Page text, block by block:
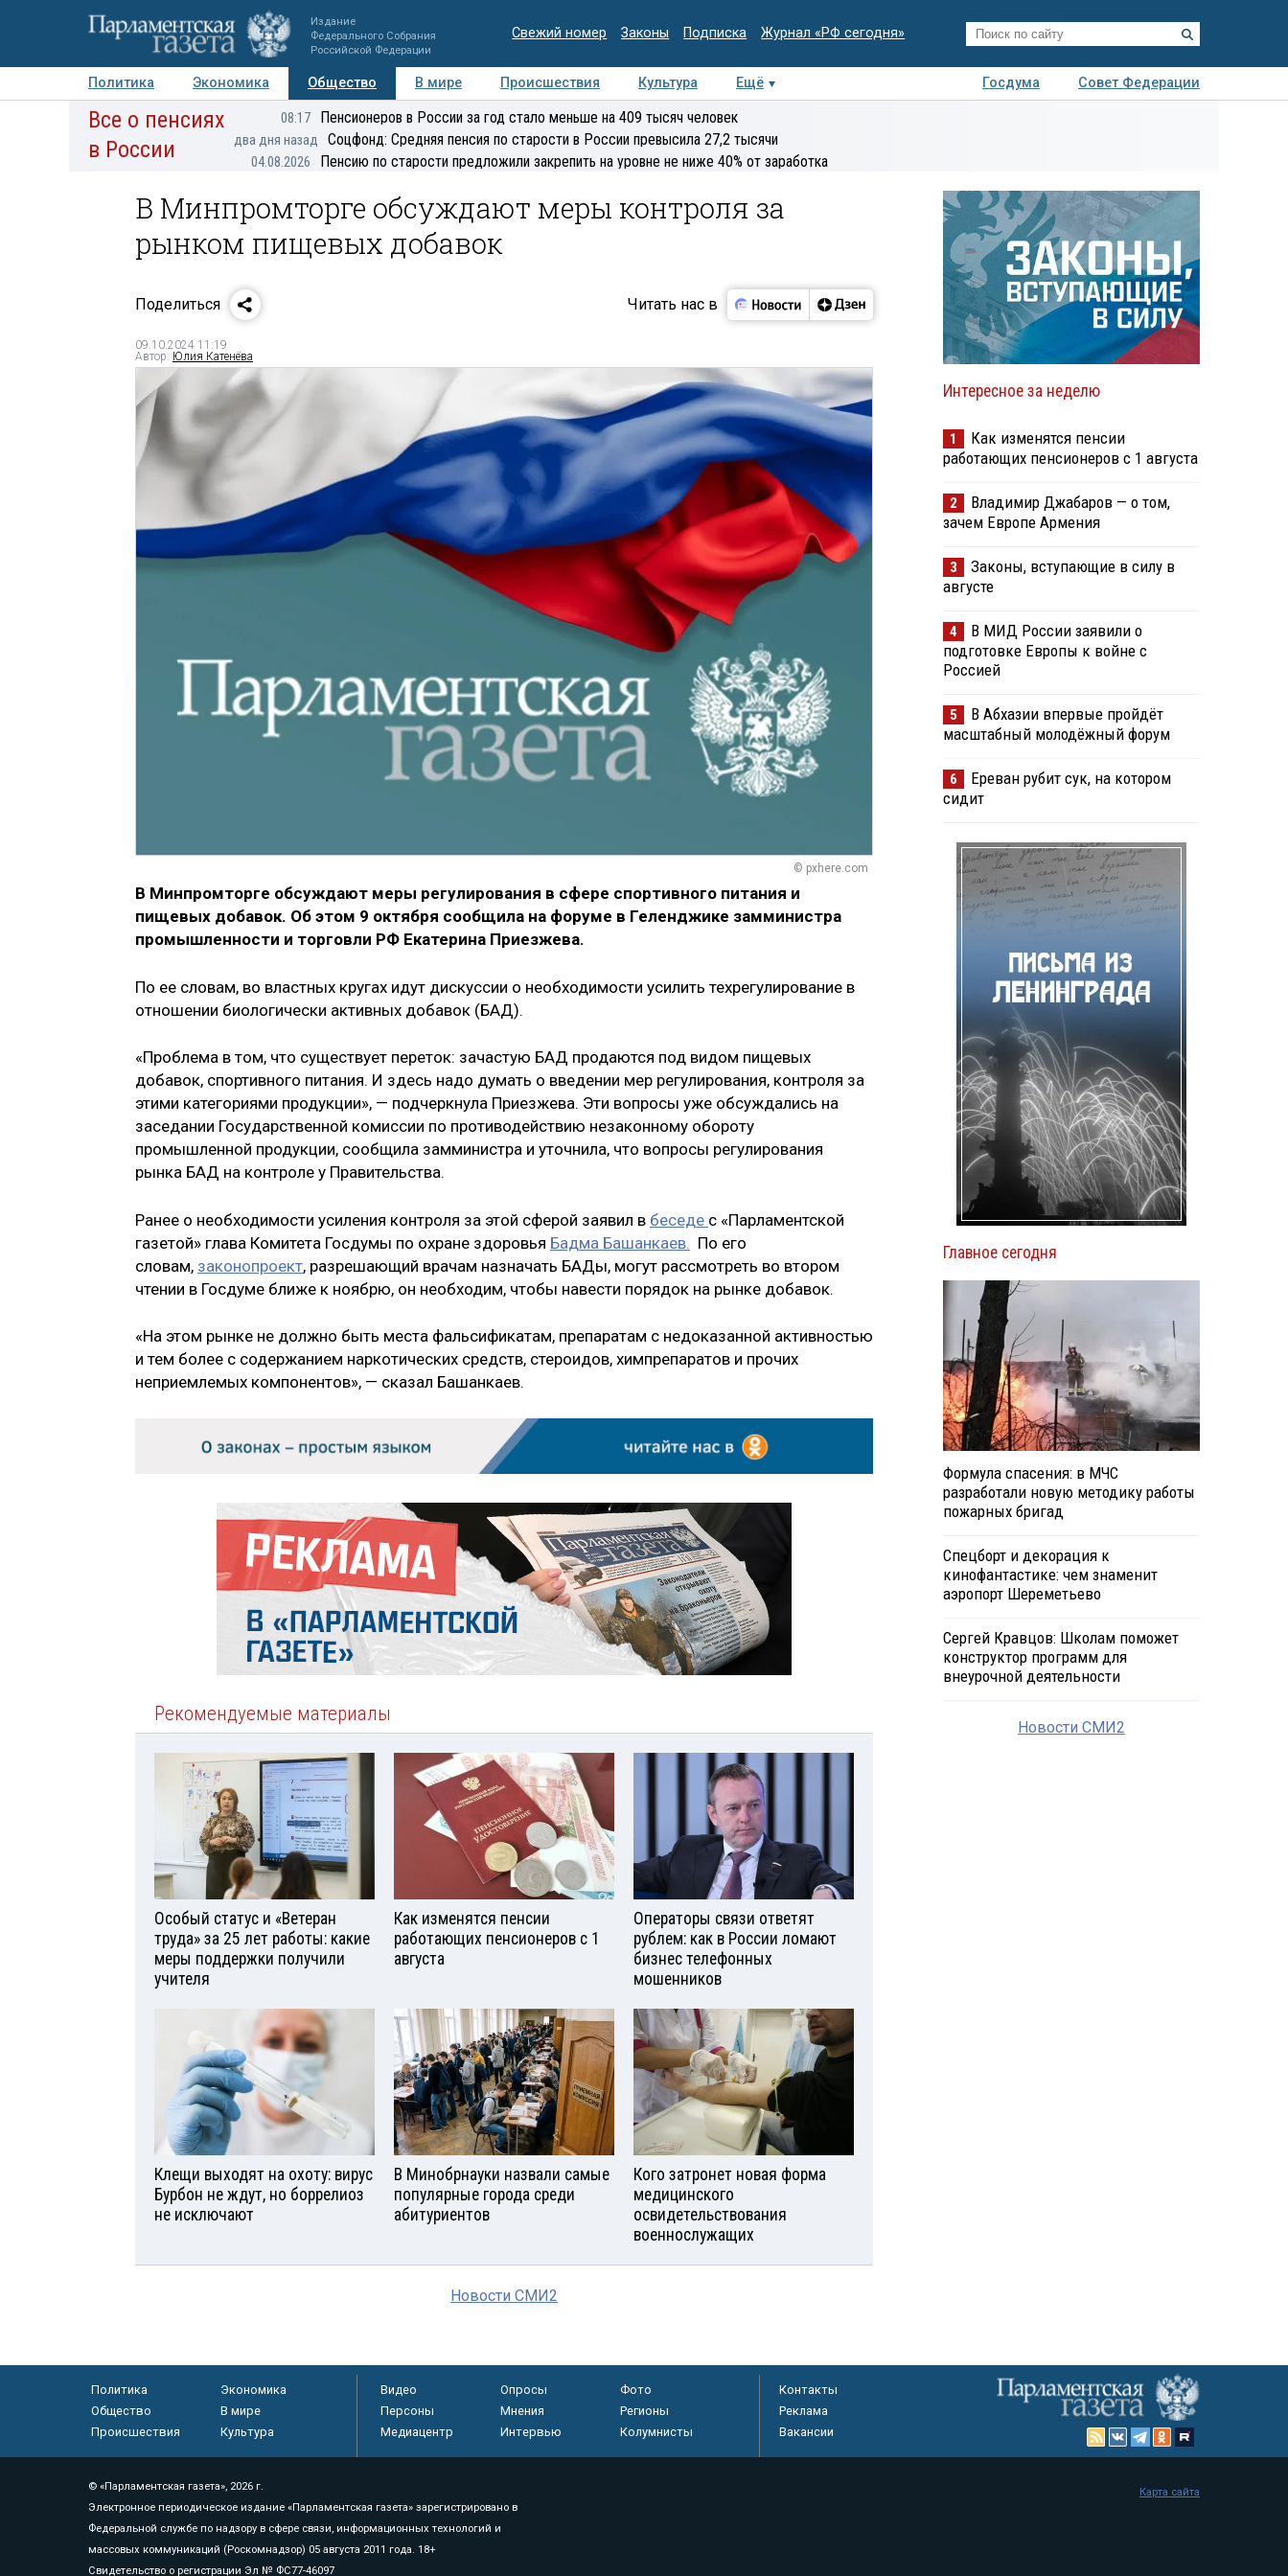
Издание
Федерального Собрания
Российской Федерации
Свежий номер Законы Подписка Журнал «РФ сегодня»
Политика Экономика Общество В мире Происшествия Культура Ещё Госдума
Совет Федерации
Авторы Персоны Мнения Регионы Медиацентр Интервью Колумнисты
Все о пенсиях
в России
08:17 Пенсионеров в России за год стало меньше на 409 тысяч человек
два дня назад Соцфонд: Средняя пенсия по старости в России превысила 27,2 тысячи
04.08.2026 Пенсию по старости предложили закрепить на уровне не ниже 40% от заработка
В Минпромторге обсуждают меры контроля за
рынком пищевых добавок
Поделиться Читать нас в
09.10.2024 11:19
Автор: Юлия Катенёва
© pxhere.com
В Минпромторге обсуждают меры регулирования в сфере спортивного питания и
пищевых добавок. Об этом 9 октября сообщила на форуме в Геленджике замминистра
промышленности и торговли РФ Екатерина Приезжева.
По ее словам, во властных кругах идут дискуссии о необходимости усилить техрегулирование в
отношении биологически активных добавок (БАД).
«Проблема в том, что существует переток: зачастую БАД продаются под видом пищевых
добавок, спортивного питания. И здесь надо думать о введении мер регулирования, контроля за
этими категориями продукции», — подчеркнула Приезжева. Эти вопросы уже обсуждались на
заседании Государственной комиссии по противодействию незаконному обороту
промышленной продукции, сообщила замминистра и уточнила, что вопросы регулирования
рынка БАД на контроле у Правительства.
Ранее о необходимости усиления контроля за этой сферой заявил в беседе с «Парламентской
газетой» глава Комитета Госдумы по охране здоровья Бадма Башанкаев. По его
словам, законопроект, разрешающий врачам назначать БАДы, могут рассмотреть во втором
чтении в Госдуме ближе к ноябрю, он необходим, чтобы навести порядок на рынке добавок.
«На этом рынке не должно быть места фальсификатам, препаратам с недоказанной активностью
и тем более с содержанием наркотических средств, стероидов, химпрепаратов и прочих
неприемлемых компонентов», — сказал Башанкаев.
Рекомендуемые материалы
Особый статус и «Ветеран
труда» за 25 лет работы: какие
меры поддержки получили
учителя
Как изменятся пенсии
работающих пенсионеров с 1
августа
Операторы связи ответят
рублем: как в России ломают
бизнес телефонных
мошенников
Клещи выходят на охоту: вирус
Бурбон не ждут, но боррелиоз
не исключают
В Минобрнауки назвали самые
популярные города среди
абитуриентов
Кого затронет новая форма
медицинского
освидетельствования
военнослужащих
Новости СМИ2
Интересное за неделю
1
Как изменятся пенсии
работающих пенсионеров с 1 августа
2
Владимир Джабаров — о том,
зачем Европе Армения
3
Законы, вступающие в силу в
августе
4
В МИД России заявили о
подготовке Европы к войне с
Россией
5
В Абхазии впервые пройдёт
масштабный молодёжный форум
6
Ереван рубит сук, на котором
сидит
Главное сегодня
Формула спасения: в МЧС
разработали новую методику работы
пожарных бригад
Спецборт и декорация к
кинофантастике: чем знаменит
аэропорт Шереметьево
Сергей Кравцов: Школам поможет
конструктор программ для
внеурочной деятельности
Новости СМИ2
Политика
Экономика
Общество
В мире
Происшествия
Культура
Видео Опросы
Фото
Персоны
Мнения
Регионы
Медиацентр
Интервью Колумнисты
Контакты
Реклама
Вакансии
© «Парламентская газета», 2026 г.
Электронное периодическое издание «Парламентская газета» зарегистрировано в
Федеральной службе по надзору в сфере связи, информационных технологий и
массовых коммуникаций (Роскомнадзор) 05 августа 2011 года. 18+
Свидетельство о регистрации Эл № ФС77-46097
Карта сайта